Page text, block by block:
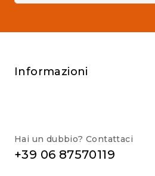
Informazioni
Hai un dubbio? Contattaci
+39 06 87570119